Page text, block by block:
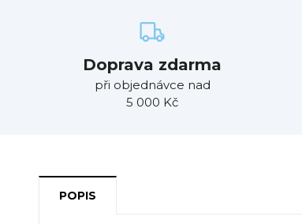
Doprava zdarma
při objednávce nad
5 000 Kč
POPIS